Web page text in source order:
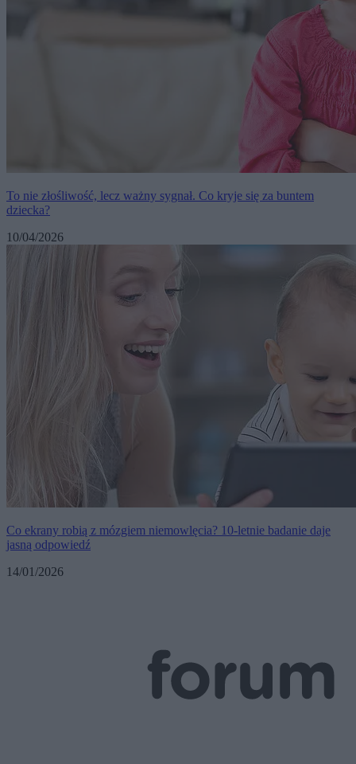
To nie złośliwość, lecz ważny sygnał. Co kryje się za buntem
dziecka?
10/04/2026
Co ekrany robią z mózgiem niemowlęcia? 10-letnie badanie daje
jasną odpowiedź
14/01/2026